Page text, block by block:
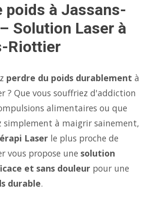
poids à Jassans-
Solution Laser à
Riottier
perdre du poids durablement à
? Que vous souffriez d'addiction
alimentaires ou que
simplement à maigrir sainement,
Laser le plus proche de
vous propose une solution
et sans douleur pour une
durable.